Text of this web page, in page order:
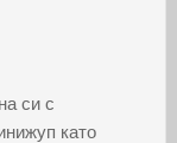
си с
като